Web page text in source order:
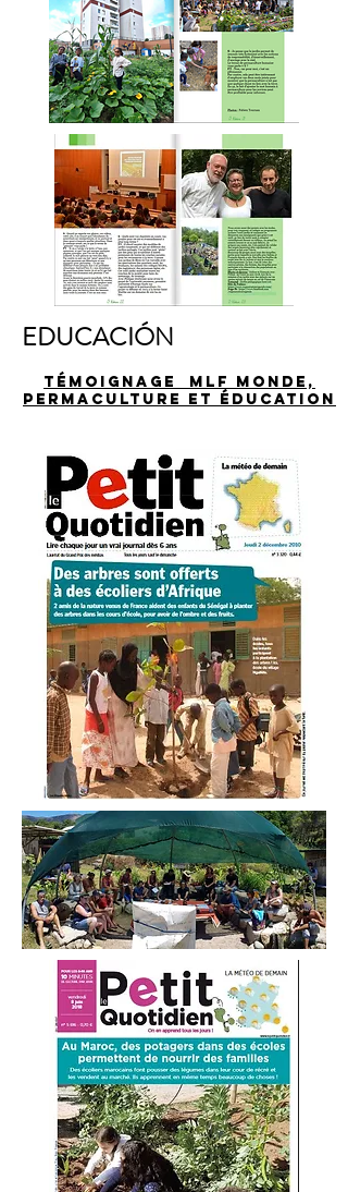
EDUCACIÓN
Témoignage MLF Monde,
permaculture et éducation